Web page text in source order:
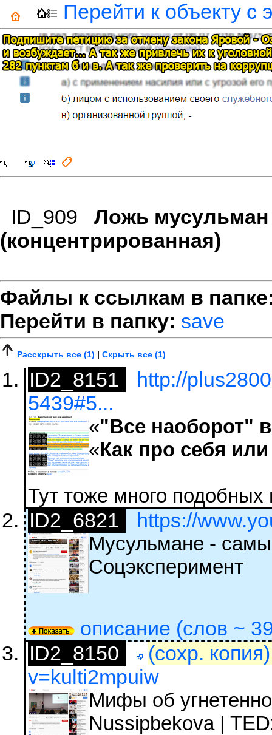
Перейти к объекту с
ID_909 Ложь
(концентрированная)
Файлы к ссылкам в
Перейти в папку: save
Расскрыть все (1) | Скрыть все (1)
ID2_8151
http://
5439#5...
«"Все наоборот"
«Как про себя
Тут тоже много подобных
ID2_6821 https://
Мусульмане -
Соцэксперимент
описание (слов ~
ID2_8150
(сохр.
v=kulti2mpuiw
Мифы об
Nussipbekova |